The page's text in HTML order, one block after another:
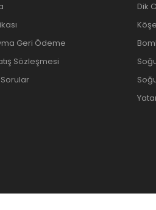
Geri Ödeme
Sözleşmesi
Sorular
Dik